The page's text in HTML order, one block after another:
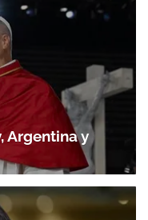
Argentina y